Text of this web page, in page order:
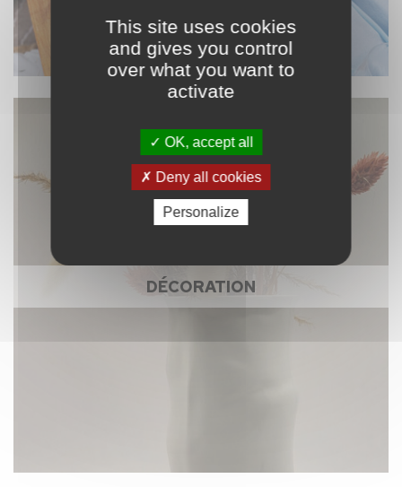
DÉCORATION
This site uses cookies
and gives you control
over what you want to
activate
OK, accept all
Deny all cookies
Personalize